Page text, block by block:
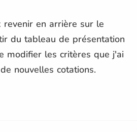
revenir en arrière sur le
du tableau de présentation
modifier les critères que j'ai
nouvelles cotations.